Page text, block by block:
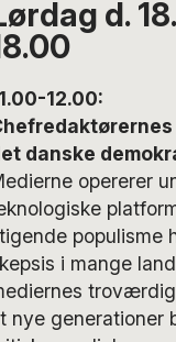
d.
12.00:
danske
opererer
populisme
i mange
nye generationer